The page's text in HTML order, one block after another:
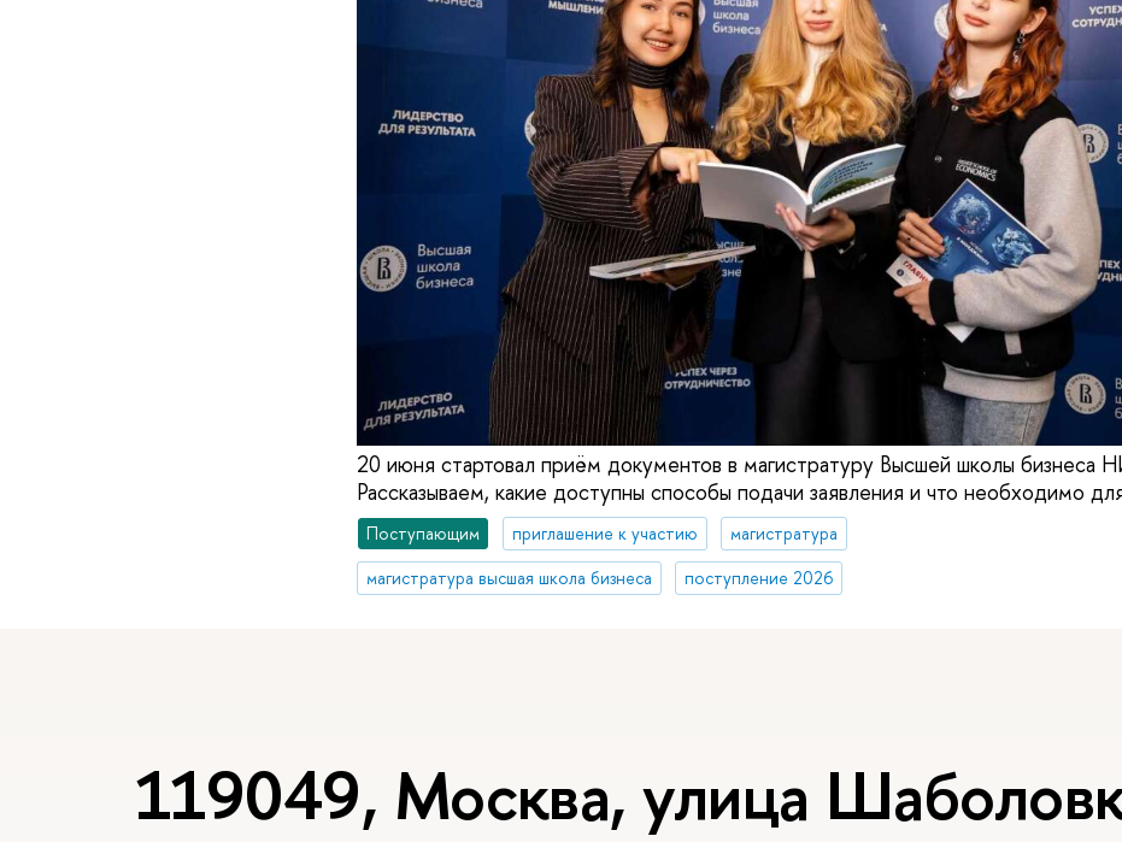
20 июня стартовал приём документов в магистратуру Высшей школы
Рассказываем, какие доступны способы подачи заявления и что необходимо
Поступающим приглашение к участию
магистратура
магистратура высшая школа бизнеса
поступление 2026
119049, Москва, улица